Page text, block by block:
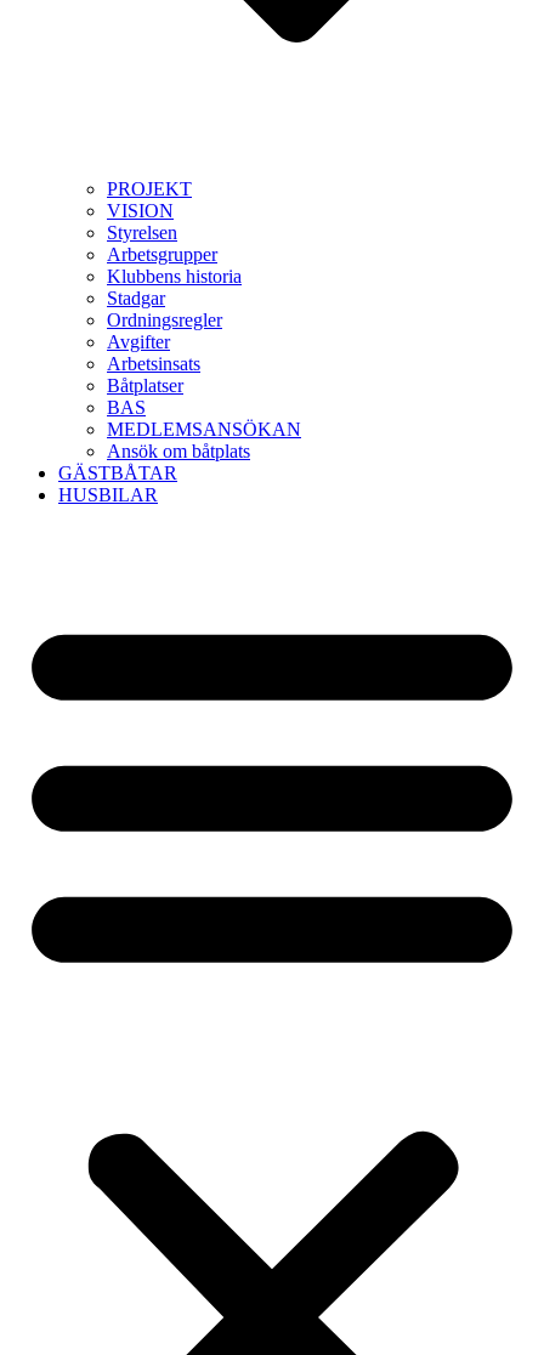
PROJEKT
VISION
Styrelsen
Arbetsgrupper
Klubbens historia
Stadgar
Ordningsregler
Avgifter
Arbetsinsats
Båtplatser
BAS
MEDLEMSANSÖKAN
Ansök om båtplats
GÄSTBÅTAR
HUSBILAR